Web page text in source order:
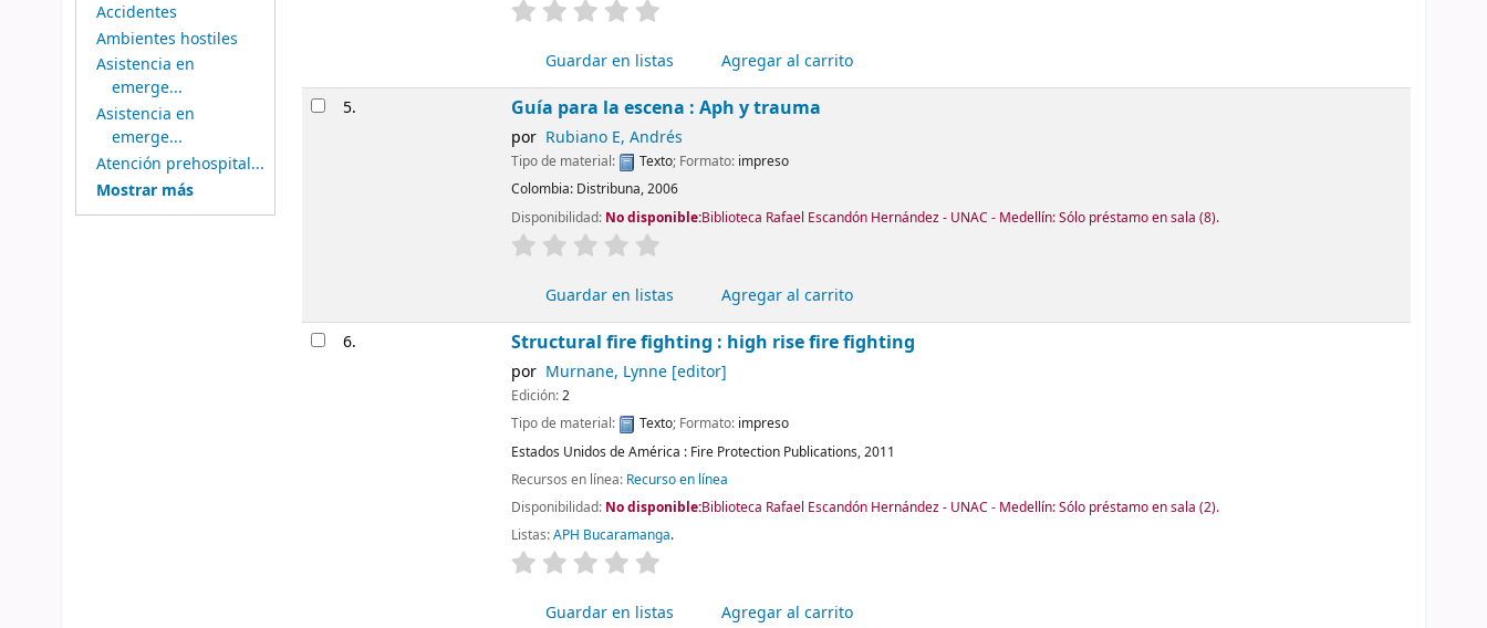
Accidentes
Ambientes hostiles
Asistencia en
emerge...
Asistencia en
emerge...
Atención prehospital...
Mostrar más
valoración
Guardar en listas Agregar al carrito
5. Guía para la escena : Aph y trauma
por Rubiano E, Andrés
Tipo de material: Texto; Formato: impreso
Colombia: Distribuna,2006
Disponibilidad: No disponible:Biblioteca Rafael Escandón Hernández - UNAC - Medellín: Sólo préstamo en sala (8).
valoración
Guardar en listas Agregar al carrito
6. Structural fire fighting : high rise fire fighting
por Murnane, Lynne[editor]
Edición:2
Tipo de material:
Texto; Formato: impreso
Estados Unidos de América : Fire Protection Publications,2011
Recursos en línea: Recurso en línea
Disponibilidad: No disponible:Biblioteca Rafael Escandón Hernández - UNAC - Medellín: Sólo préstamo en sala (2).
Listas:APH Bucaramanga.
valoración
Guardar en listas Agregar al carrito